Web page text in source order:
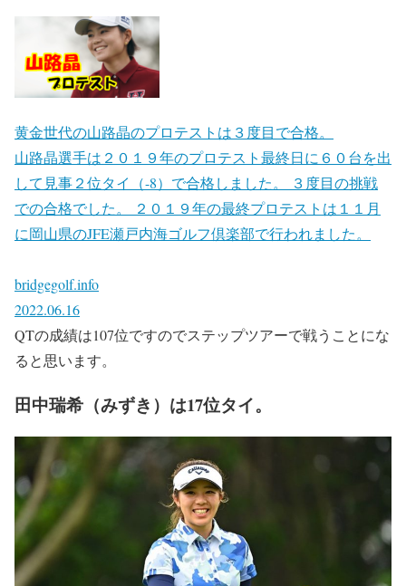
黄金世代の山路晶のプロテストは３度目で合格。
山路晶選手は２０１９年のプロテスト最終日に６０台を出
して見事２位タイ（-8）で合格しました。 ３度目の挑戦
での合格でした。 ２０１９年の最終プロテストは１１月
に岡山県のJFE瀬戸内海ゴルフ倶楽部で行われました。
bridgegolf.info
2022.06.16
QTの成績は107位ですのでステップツアーで戦うことにな
ると思います。
田中瑞希（みずき）は17位タイ。